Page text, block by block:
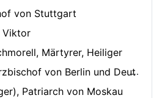
von Stuttgart
Viktor
Märtyrer, Heiliger
von Berlin und Deutschland
Patriarch von Moskau